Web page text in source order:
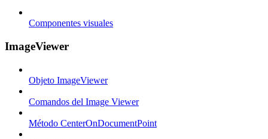
Componentes visuales
ImageViewer
Objeto ImageViewer
Comandos del Image Viewer
Método CenterOnDocumentPoint